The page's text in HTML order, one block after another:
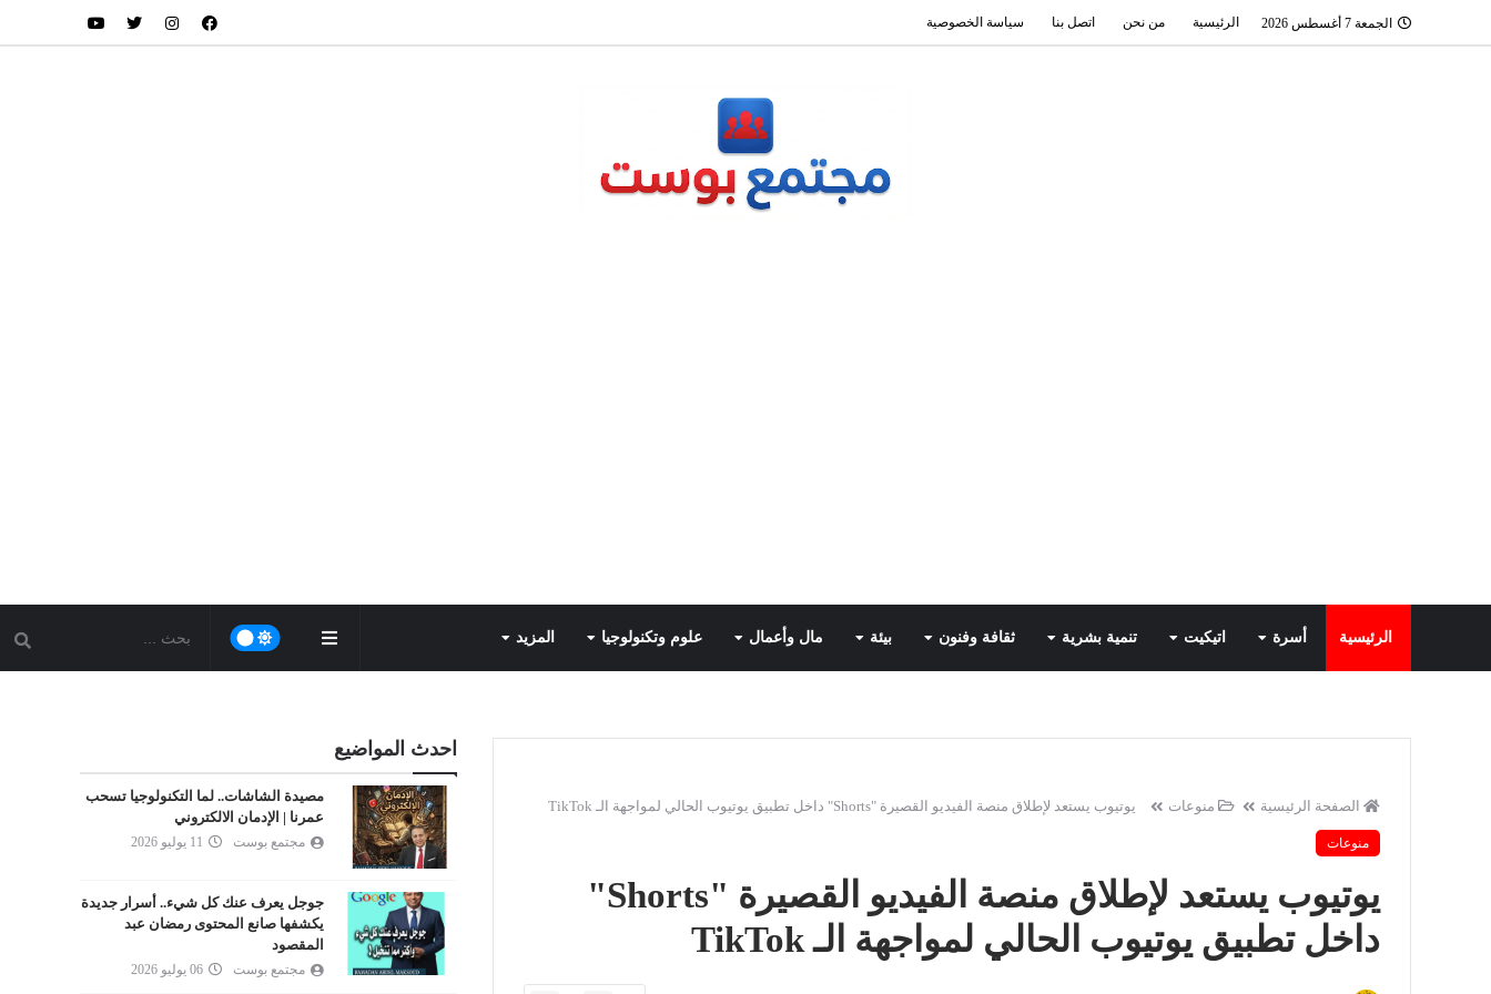
الجمعة 7 أغسطس 2026 الرئيسية من نحن اتصل بنا سياسة الخصوصية
الرئيسية أسرة اتيكيت تنمية بشرية ثقافة وفنون بيئة مال وأعمال علوم وتكنولوجيا المزيد
الصفحة الرئيسية منوعات يوتيوب يستعد لإطلاق منصة الفيديو القصيرة "Shorts" داخل تطبيق يوتيوب الحالي لمواجهة الـ TikTok
منوعات
يوتيوب يستعد لإطلاق منصة الفيديو القصيرة "Shorts"
داخل تطبيق يوتيوب الحالي لمواجهة الـ TikTok
احدث المواضيع
مصيدة الشاشات.. لما التكنولوجيا تسحب
عمرنا | الإدمان الالكتروني
مجتمع بوست 11 يوليو 2026
جوجل يعرف عنك كل شيء.. أسرار جديدة
يكشفها صانع المحتوى رمضان عبد
المقصود
مجتمع بوست 06 يوليو 2026